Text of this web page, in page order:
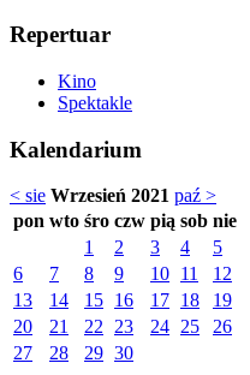
Repertuar
Kino
Spektakle
Kalendarium
< sie Wrzesień 2021 paź >
pon wto śro czw pią sob nie
1
2 3 4
5
6
7 8 9 10 11
12
13
14 15 16 17 18
19
20
21 22 23 24 25
26
27
28 29 30